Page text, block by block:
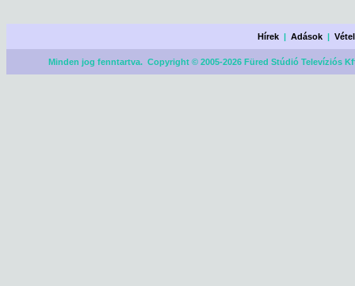
Hírek |Adások |
Minden jog fenntartva. Copyright © 2005-2026 Füred Stúdió Televíziós